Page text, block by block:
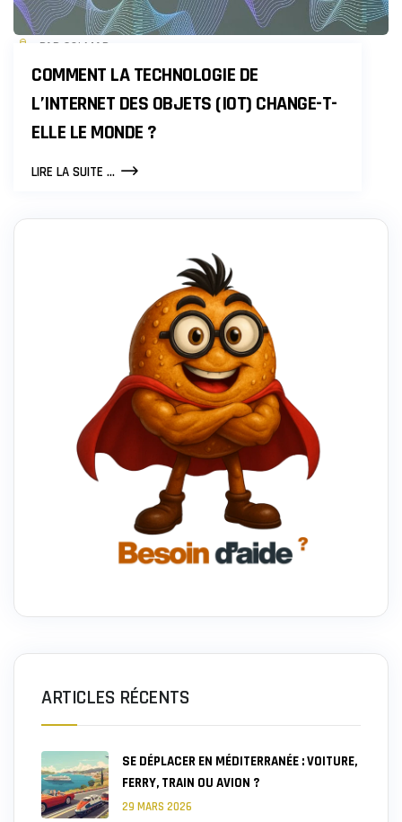
PAR COLMAR
COMMENT LA TECHNOLOGIE DE
L’INTERNET DES OBJETS (IOT) CHANGE-T-
ELLE LE MONDE ?
LIRE LA SUITE ...COMMENT
DE
CHANGE-
ELLE
MONDE
?
ARTICLES RÉCENTS
SE DÉPLACER EN MÉDITERRANÉE : VOITURE,
FERRY, TRAIN OU AVION ?
29 MARS 2026